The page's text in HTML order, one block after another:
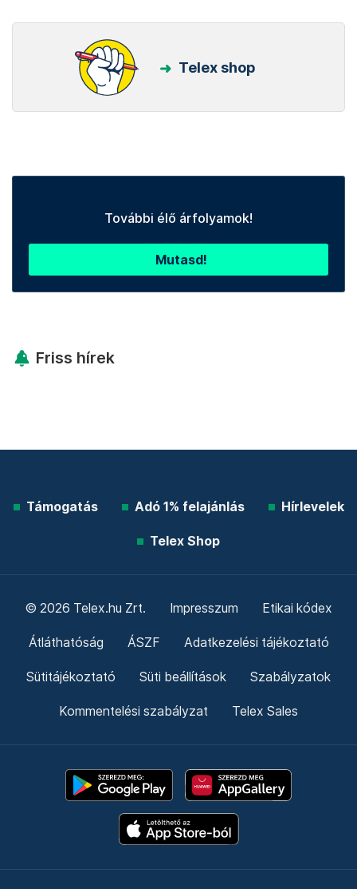
Telex shop
További élő árfolyamok!
Mutasd!
Friss hírek
Támogatás Adó 1% felajánlás Hírlevelek
Telex Shop
© 2026 Telex.hu Zrt. Impresszum Etikai kódex
Átláthatóság ÁSZF Adatkezelési tájékoztató
Sütitájékoztató Süti beállítások Szabályzatok
Kommentelési szabályzat Telex Sales